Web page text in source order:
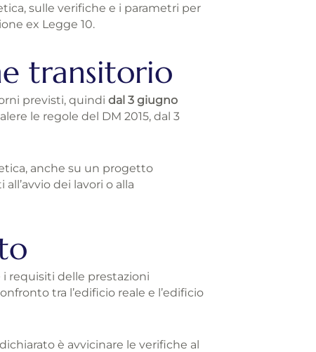
sulle verifiche e i parametri per
ex Legge 10.
transitorio
previsti, quindi dal 3 giugno
le regole del DM 2015, dal 3
anche su un progetto
dei lavori o alla
i requisiti delle prestazioni
tra l’edificio reale e l’edificio
è avvicinare le verifiche al